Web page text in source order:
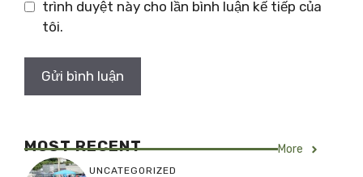
trình duyệt này cho lần bình luận kế tiếp của
tôi.
MOST RECENT More
UNCATEGORIZED